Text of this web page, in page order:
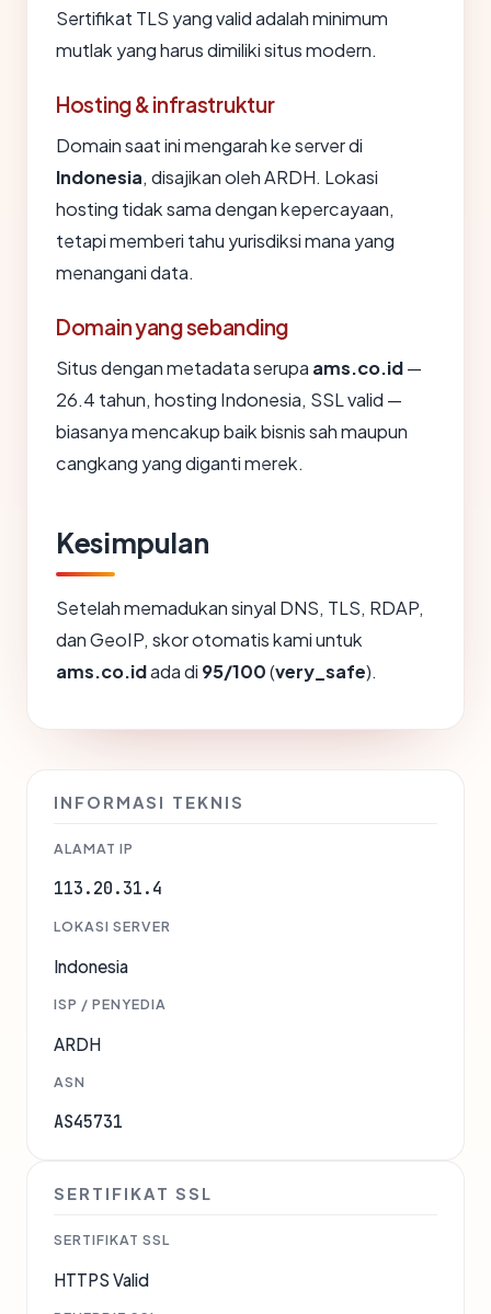
Sertifikat TLS yang valid adalah minimum
mutlak yang harus dimiliki situs modern.
Hosting & infrastruktur
Domain saat ini mengarah ke server di
Indonesia, disajikan oleh ARDH. Lokasi
hosting tidak sama dengan kepercayaan,
tetapi memberi tahu yurisdiksi mana yang
menangani data.
Domain yang sebanding
Situs dengan metadata serupa ams.co.id—
26.4 tahun, hosting Indonesia, SSL valid —
biasanya mencakup baik bisnis sah maupun
cangkang yang diganti merek.
Kesimpulan
Setelah memadukan sinyal DNS, TLS, RDAP,
dan GeoIP, skor otomatis kami untuk
ams.co.idada di 95/100(very_safe).
INFORMASI TEKNIS
ALAMAT IP
113.20.31.4
LOKASI SERVER
Indonesia
ISP / PENYEDIA
ARDH
ASN
AS45731
SERTIFIKAT SSL
SERTIFIKAT SSL
HTTPS Valid